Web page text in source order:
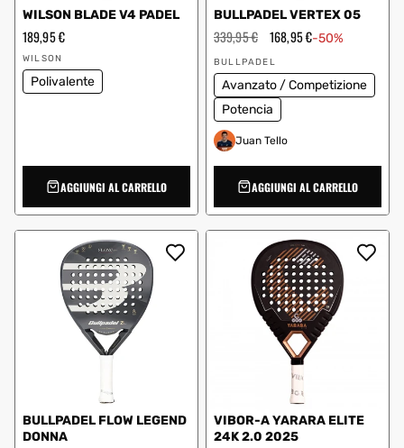
WILSON BLADE V4 PADEL
Prezzo
regolare
189,95 €
Fornitore:
WILSON
Polivalente
AGGIUNGI AL CARRELLO
BULLPADEL VERTEX 05
Prezzo
regolare
339,95 € Prezzo
scontato
168,95 €-50%
Fornitore:
BULLPADEL
Avanzato / Competizione
Potencia
Juan Tello
AGGIUNGI AL CARRELLO
BULLPADEL FLOW LEGEND
DONNA
VIBOR-A YARARA ELITE
24K 2.0 2025